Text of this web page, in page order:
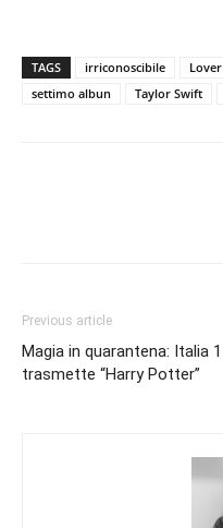
TAGS irriconoscibile Lover
settimo albun
Taylor Swift
Previous article
Magia in quarantena: Italia 1
trasmette “Harry Potter”